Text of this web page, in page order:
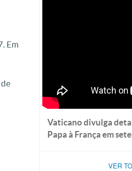
Em
Vaticano divulga
Papa à França em
VER